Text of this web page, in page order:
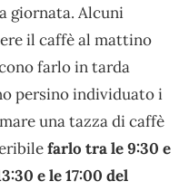
giornata. Alcuni
il caffè al mattino
farlo in tarda
persino individuato i
una tazza di caffè
farlo tra le 9:30 e
e le 17:00 del